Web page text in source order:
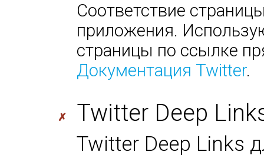
Соответствие
приложения.
страницы по ссылке
Документация Twitter.
✗ Twitter Deep
Twitter Deep Links